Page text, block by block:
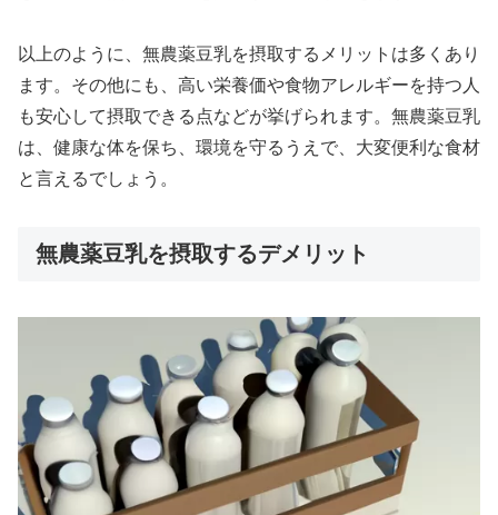
以上のように、無農薬豆乳を摂取するメリットは多くあり
ます。その他にも、高い栄養価や食物アレルギーを持つ人
も安心して摂取できる点などが挙げられます。無農薬豆乳
は、健康な体を保ち、環境を守るうえで、大変便利な食材
と言えるでしょう。
無農薬豆乳を摂取するデメリット